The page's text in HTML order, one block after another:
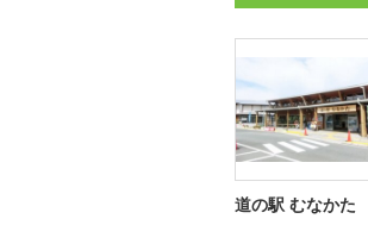
道の駅 むなかた